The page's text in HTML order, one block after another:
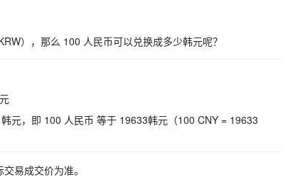
），那么 100 人民币可以兑换成多少韩元呢？
元，即 100 人民币 等于 19633韩元（100 CNY = 19633
易成交价为准。